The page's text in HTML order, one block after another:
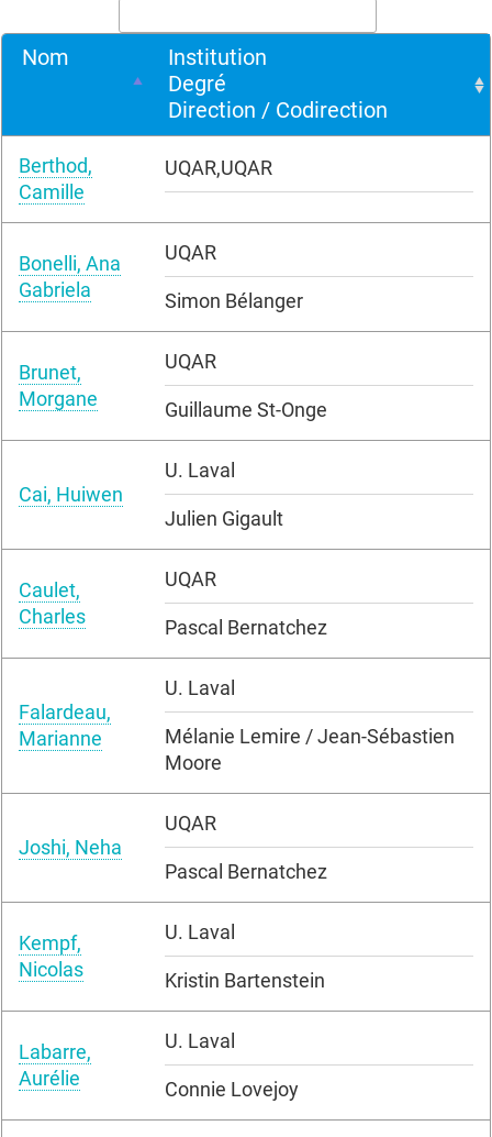
Nom
Institution
Degré
Direction / Codirection
Berthod,
Camille
UQAR,UQAR
Bonelli, Ana
Gabriela
UQAR
Simon Bélanger
Brunet,
Morgane
UQAR
Guillaume St-Onge
Cai, Huiwen
U. Laval
Julien Gigault
Caulet,
Charles
UQAR
Pascal Bernatchez
Falardeau,
Marianne
U. Laval
Mélanie Lemire / Jean-Sébastien
Moore
Joshi, Neha
UQAR
Pascal Bernatchez
Kempf,
Nicolas
U. Laval
Kristin Bartenstein
Labarre,
Aurélie
U. Laval
Connie Lovejoy